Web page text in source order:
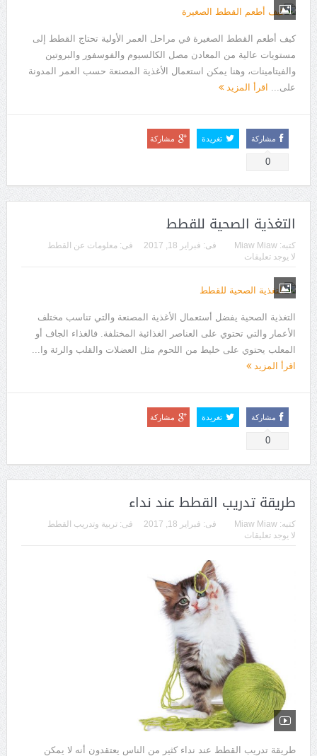
كيف أطعم القطط الصغيرة في مراحل العمر الأولية تحتاج القطط إلى
مستويات عالية من المعادن مصل الكالسيوم والفوسفور والبروتين
والفيتامينات، وهنا يمكن استعمال الأغذية المصنعة حسب العمر المدونة
على... اقرأ المزيد
مشاركة
0
تغريدة مشاركة
التغذية الصحية للقطط
كتبه: Miaw Miaw فى: فبراير 18, 2017 فى: معلومات عن القطط
لا يوجد تعليقات
التغذية الصحية يفضل أستعمال الأغذية المصنعة والتي تناسب مختلف
الأعمار والتي تحتوي على العناصر الغذائية المختلفة. فالغذاء الجاف أو
المعلب يحتوي على خليط من اللحوم مثل العضلات والقلب والرئة وا...
اقرأ المزيد
مشاركة
0
تغريدة مشاركة
طريقة تدريب القطط عند نداء
كتبه: Miaw Miaw فى: فبراير 18, 2017 فى: تربية وتدريب القطط
لا يوجد تعليقات
طريقة تدريب القطط عند نداء كثير من الناس يعتقدون أنه لا يمكن